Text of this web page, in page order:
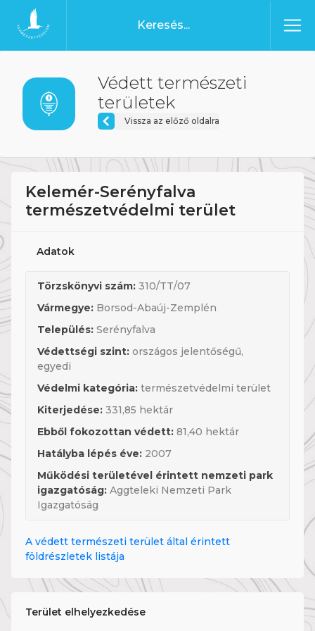
Ugrás a tartalomhoz
Főoldal
Védett természeti
területek
Vissza az előző oldalra
Kelemér-Serényfalva
természetvédelmi terület
Adatok
Törzskönyvi szám: 310/TT/07
Vármegye: Borsod-Abaúj-Zemplén
Település: Serényfalva
Védettségi szint: országos jelentőségű,
egyedi
Védelmi kategória: természetvédelmi terület
Kiterjedése: 331,85 hektár
Ebből fokozottan védett: 81,40 hektár
Hatályba lépés éve: 2007
Működési területével érintett nemzeti park
igazgatóság: Aggteleki Nemzeti Park
Igazgatóság
A védett természeti terület által érintett
földrészletek listája
Terület elhelyezkedése